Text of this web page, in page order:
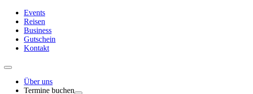
Events
Reisen
Business
Gutschein
Kontakt
Über uns
Termine buchen